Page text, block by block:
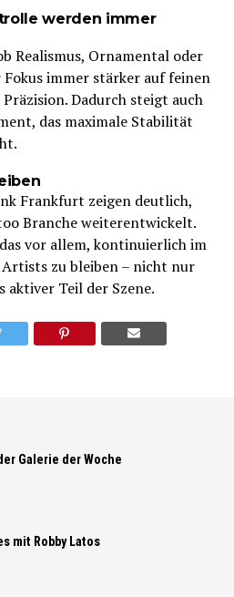
werden immer
Realismus, Ornamental oder
immer stärker auf feinen
Dadurch steigt auch
das maximale Stabilität
Frankfurt zeigen deutlich,
Branche weiterentwickelt.
vor allem, kontinuierlich im
zu bleiben – nicht nur
aktiver Teil der Szene.
Galerie der Woche
mit Robby Latos